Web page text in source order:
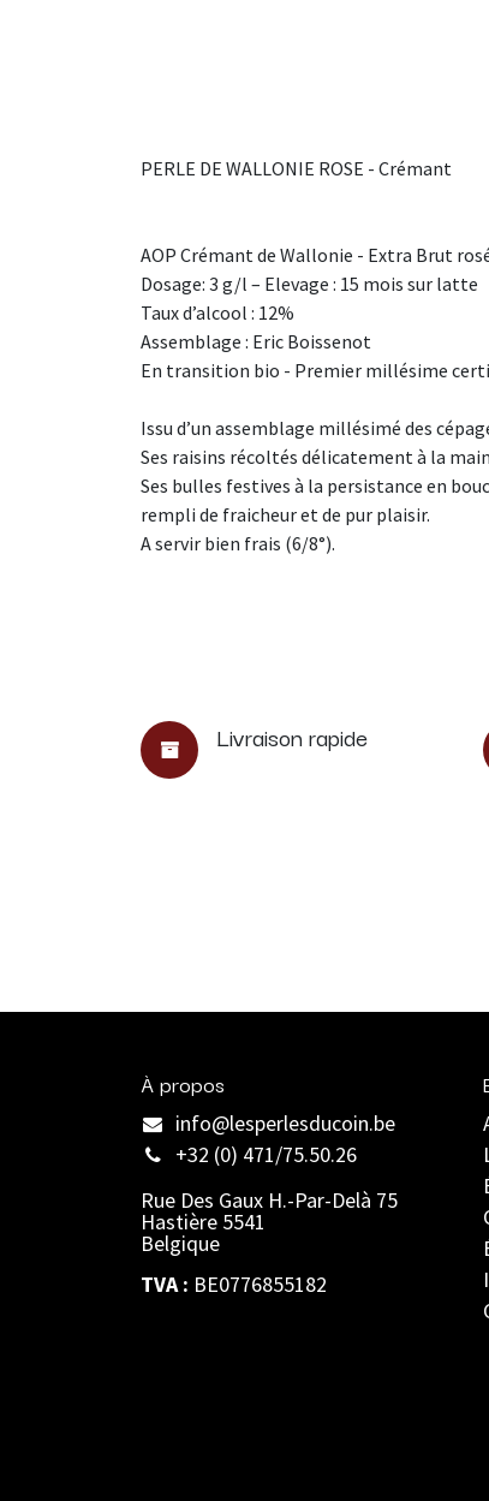
PERLE DE WALLONIE ROSE - Crémant
AOP Crémant de Wallonie - Extra Brut
Dosage: 3 g/l – Elevage : 15 mois sur latte
Taux d’alcool : 12%
Assemblage : Eric Boissenot
En transition bio - Premier millésime
Issu d’un assemblage millésimé des
Ses raisins récoltés délicatement à la
Ses bulles festives à la persistance en
rempli de fraicheur et de pur plaisir.
A servir bien frais (6/8°).
Livraison rapide
À propos
info@lesperlesducoin.be​
+32 (0) 471/75.50.26
Rue Des Gaux H.-Par-Delà 75
Hastière 5541
Belgique
TVA : BE0776855182